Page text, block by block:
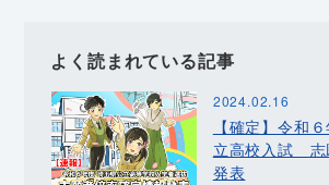
よく読まれている記事
2024.02.16
【確定】令和
立高校入試 志
発表